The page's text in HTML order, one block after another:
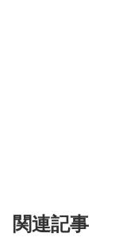
関連記事